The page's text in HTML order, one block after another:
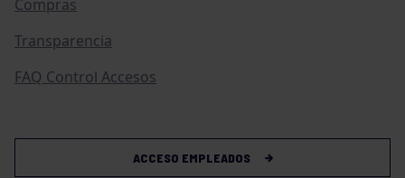
Compras
Transparencia
FAQ Control Accesos
ACCESO EMPLEADOS